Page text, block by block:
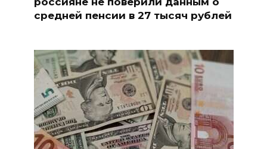
средней пенсии в 27 тысяч рублей